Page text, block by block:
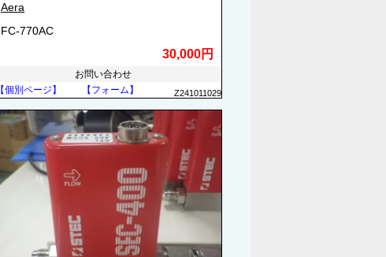
Aera
FC-770AC
30,000円
お問い合わせ
【個別ページ】
【フォーム】 Z241011029